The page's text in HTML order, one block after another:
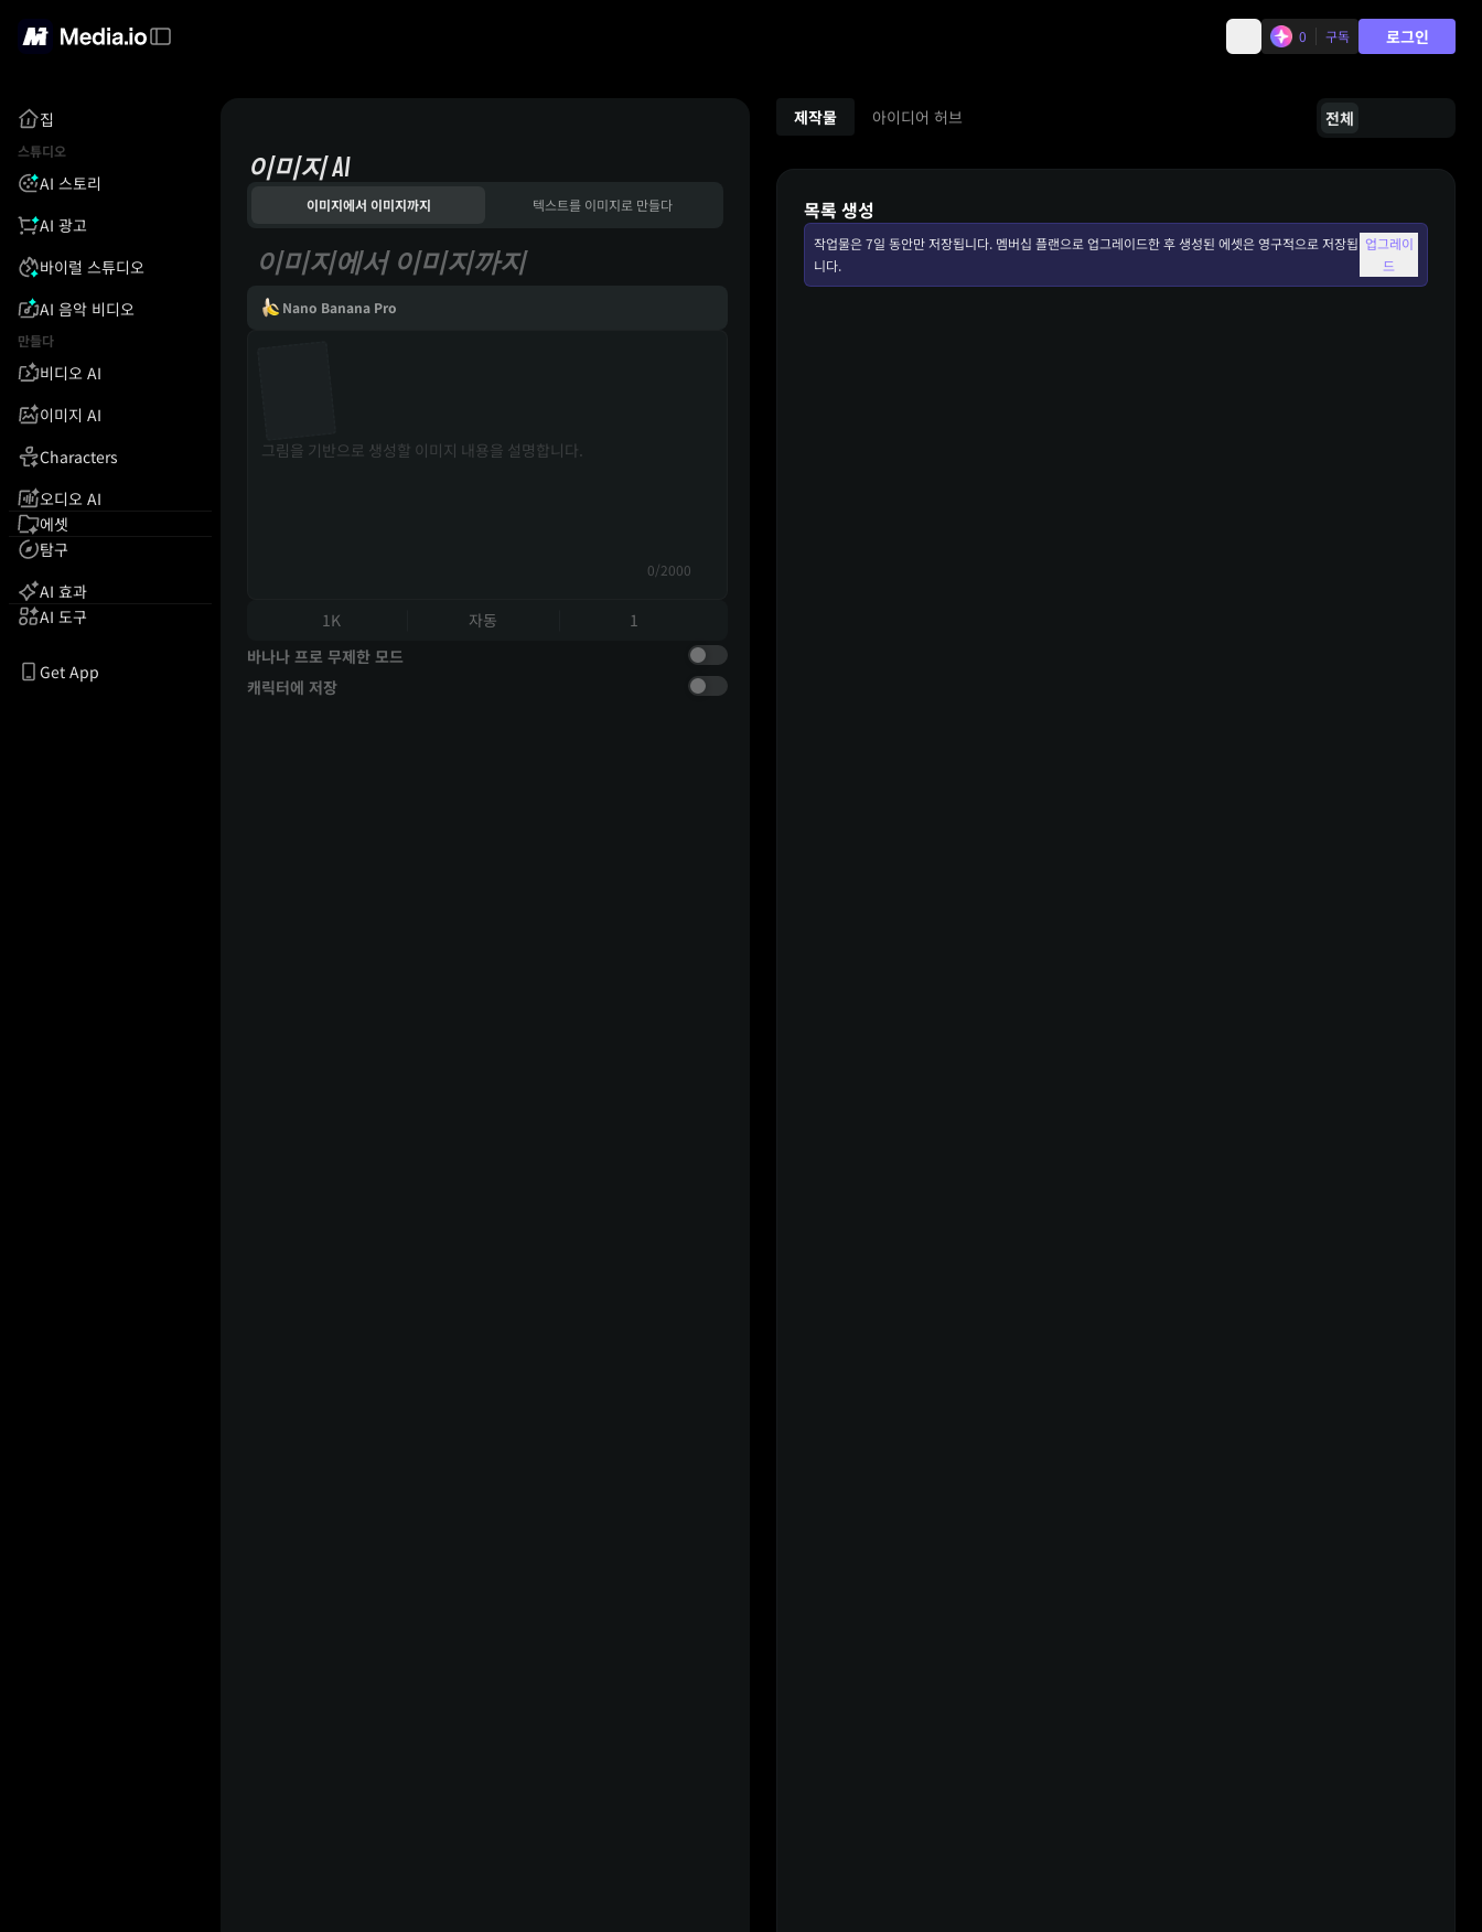
0 구독 로그인
집
스튜디오
AI 스토리
AI 광고
바이럴 스튜디오
AI 음악 비디오
만들다
비디오 AI
이미지 AI
Characters
오디오 AI
에셋
탐구
AI 효과
AI 도구
Get App
이미지 AI
이미지에서 이미지까지 텍스트를 이미지로 만들다
이미지에서 이미지까지
Nano Banana Pro
0/2000
1K 자동
1
바나나 프로 무제한 모드
캐릭터에 저장
제작물 아이디어 허브 전체
목록 생성
작업물은 7일 동안만 저장됩니다. 멤버십 플랜으로 업그레이드한 후 생성된 에셋은 영구적으로 저장됩
니다.
업그레이
드